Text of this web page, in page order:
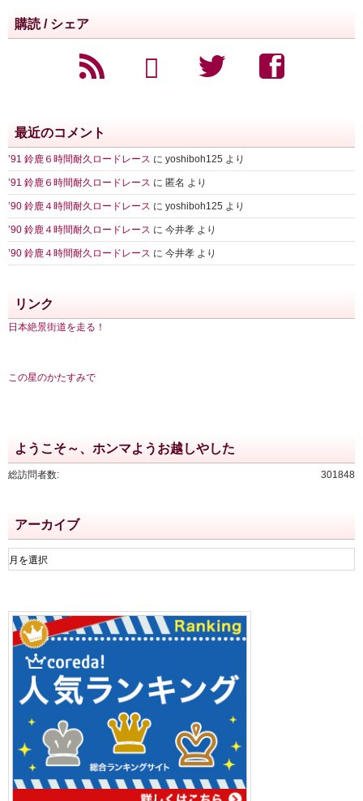
購読 / シェア
最近のコメント
’91 鈴鹿６時間耐久ロードレース に yoshiboh125 より
’91 鈴鹿６時間耐久ロードレース に 匿名 より
’90 鈴鹿４時間耐久ロードレース に yoshiboh125 より
’90 鈴鹿４時間耐久ロードレース に 今井孝 より
’90 鈴鹿４時間耐久ロードレース に 今井孝 より
リンク
日本絶景街道を走る！
この星のかたすみで
ようこそ～、ホンマようお越しやした
301848
総訪問者数:
アーカイブ
ア
ー
ブ